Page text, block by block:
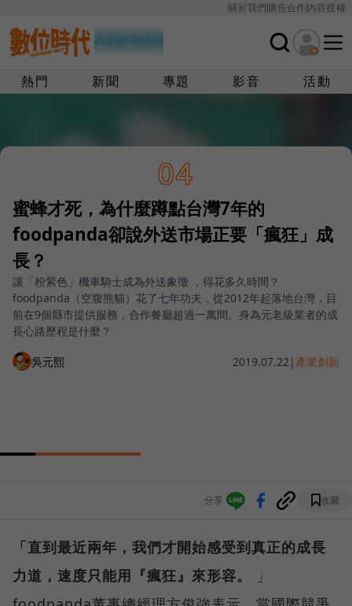
關於我們廣告合作內容授權
熱門 新聞 專題 影音 活動
04
蜜蜂才死，為什麼蹲點台灣7年的
foodpanda卻說外送市場正要「瘋狂」成
長？
讓「粉紫色」機車騎士成為外送象徵 ，得花多久時間？
foodpanda（空腹熊貓）花了七年功夫，從2012年起落地台灣，目
前在9個縣市提供服務，合作餐廳超過一萬間。身為元老級業者的成
長心路歷程是什麼？
吳元熙 2019.07.22 | 產業創新
分享 收藏
「直到最近兩年，我們才開始感受到真正的成長
力道，速度只能用『瘋狂』來形容。
」